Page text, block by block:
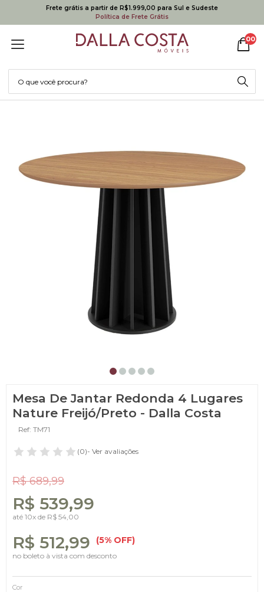
Frete grátis a partir de R$1.999,00 para Sul e Sudeste
Política de Frete Grátis
00
Mesa De Jantar Redonda 4 Lugares
Nature Freijó/Preto - Dalla Costa
Ref: TM71
(0)- Ver avaliações
R$ 689,99
R$ 539,99
até 10x de R$ 54,00
R$ 512,99 (5% OFF)
no boleto à vista com desconto
Cor